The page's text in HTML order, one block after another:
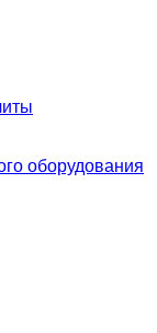
оборудования